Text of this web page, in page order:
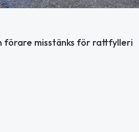
förare misstänks för rattfylleri